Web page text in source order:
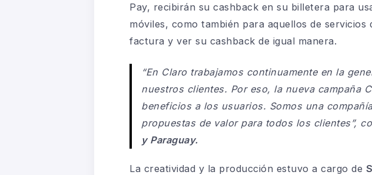
Pay, recibirán su cashback en su billetera para
móviles, como también para aquellos de
factura y ver su cashback de igual manera.
“En Claro trabajamos continuamente en la
nuestros clientes. Por eso, la nueva campaña
beneficios a los usuarios. Somos una
propuestas de valor para todos los clientes”,
y Paraguay.
La creatividad y la producción estuvo a cargo de